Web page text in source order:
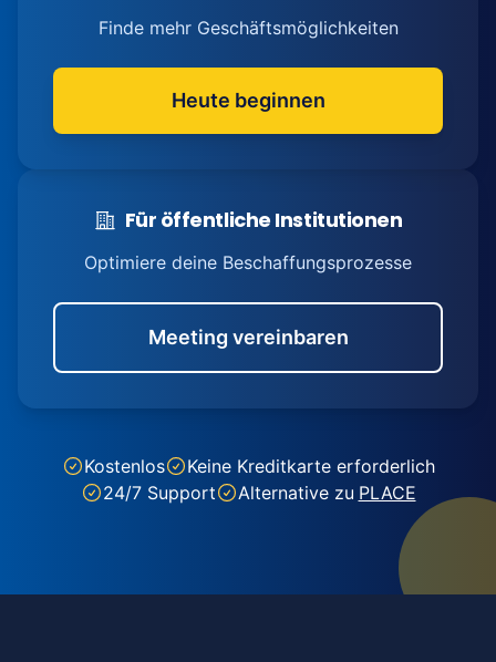
Finde mehr Geschäftsmöglichkeiten
Heute beginnen
Für öffentliche Institutionen
Optimiere deine Beschaffungsprozesse
Meeting vereinbaren
Kostenlos
Keine Kreditkarte erforderlich
24/7 Support
Alternative zu PLACE